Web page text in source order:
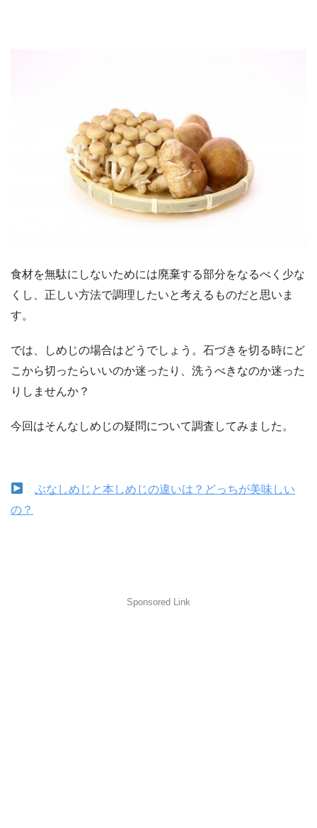
食材を無駄にしないためには廃棄する部分をなるべく少な
くし、正しい方法で調理したいと考えるものだと思いま
す。
では、しめじの場合はどうでしょう。石づきを切る時にど
こから切ったらいいのか迷ったり、洗うべきなのか迷った
りしませんか？
今回はそんなしめじの疑問について調査してみました。
ぶなしめじと本しめじの違いは？どっちが美味しい
の？
Sponsored Link